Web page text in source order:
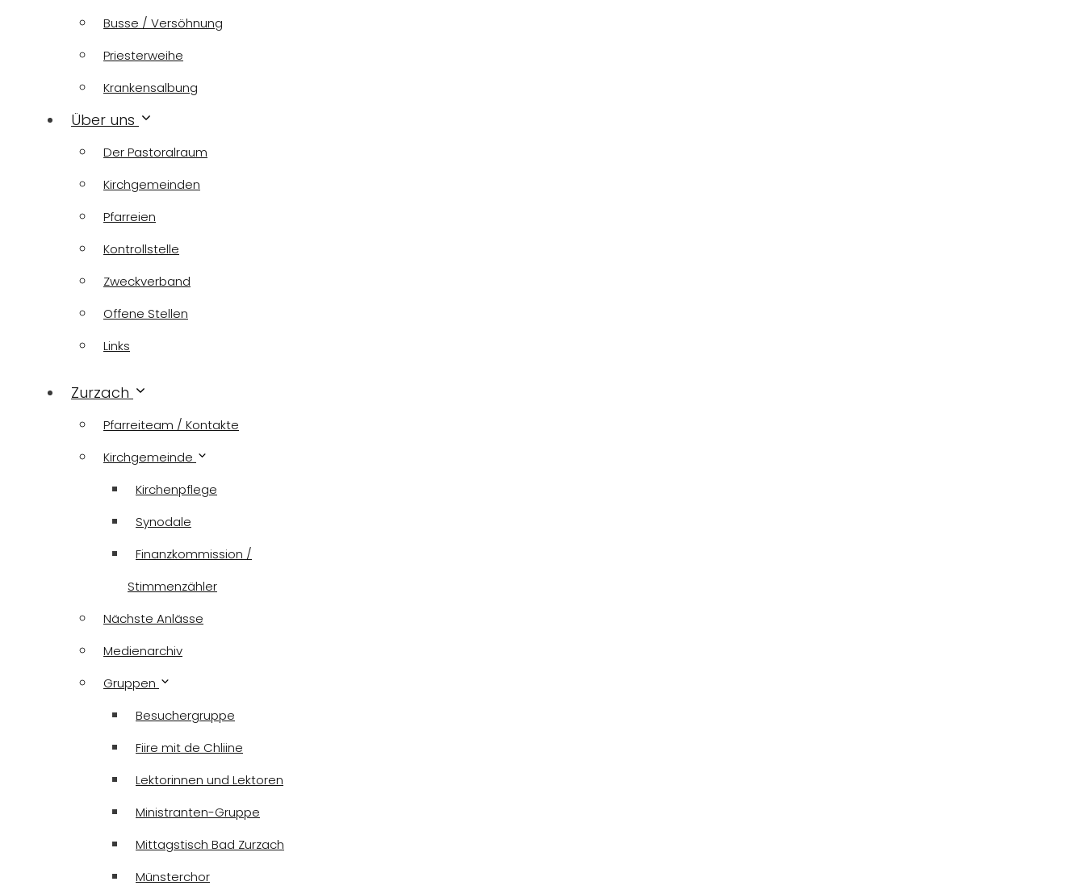
Busse / Versöhnung
Priesterweihe
Krankensalbung
Über uns
Der Pastoralraum
Kirchgemeinden
Pfarreien
Kontrollstelle
Zweckverband
Offene Stellen
Links
Zurzach
Pfarreiteam / Kontakte
Kirchgemeinde
Kirchenpflege
Synodale
Finanzkommission /
Stimmenzähler
Nächste Anlässe
Medienarchiv
Gruppen
Besuchergruppe
Fiire mit de Chliine
Lektorinnen und Lektoren
Ministranten-Gruppe
Mittagstisch Bad Zurzach
Münsterchor